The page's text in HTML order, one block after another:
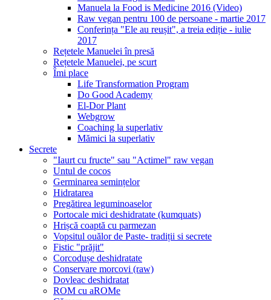
Manuela la Food is Medicine 2016 (Video)
Raw vegan pentru 100 de persoane - martie 2017
Conferința "Ele au reușit", a treia ediție - iulie
2017
Rețetele Manuelei în presă
Rețetele Manuelei, pe scurt
Îmi place
Life Transformation Program
Do Good Academy
El-Dor Plant
Webgrow
Coaching la superlativ
Mămici la superlativ
Secrete
"Iaurt cu fructe" sau "Actimel" raw vegan
Untul de cocos
Germinarea semințelor
Hidratarea
Pregătirea leguminoaselor
Portocale mici deshidratate (kumquats)
Hrișcă coaptă cu parmezan
Vopsitul ouălor de Paste- tradiții si secrete
Fistic "prăjit"
Corcodușe deshidratate
Conservare morcovi (raw)
Dovleac deshidratat
ROM cu aROMe